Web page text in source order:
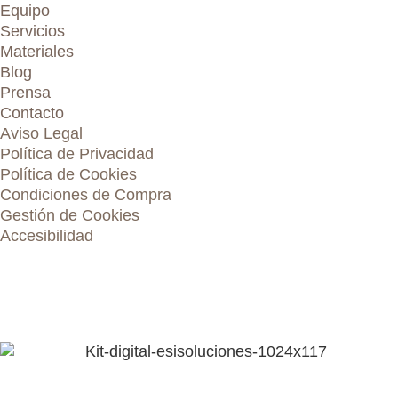
Equipo
Servicios
Materiales
Blog
Prensa
Contacto
Aviso Legal
Política de Privacidad
Política de Cookies
Condiciones de Compra
Gestión de Cookies
Accesibilidad